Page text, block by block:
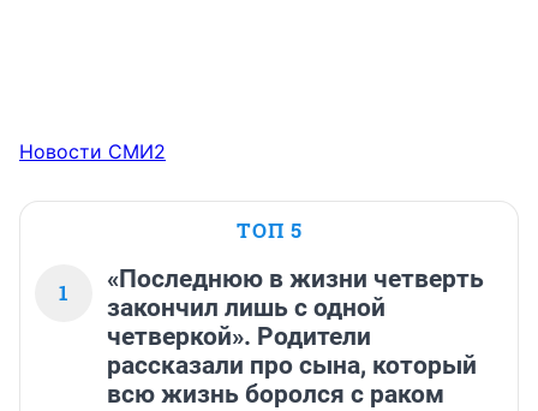
Новости СМИ2
ТОП 5
1
«Последнюю в жизни четверть
закончил лишь с одной
четверкой». Родители
рассказали про сына, который
всю жизнь боролся с раком